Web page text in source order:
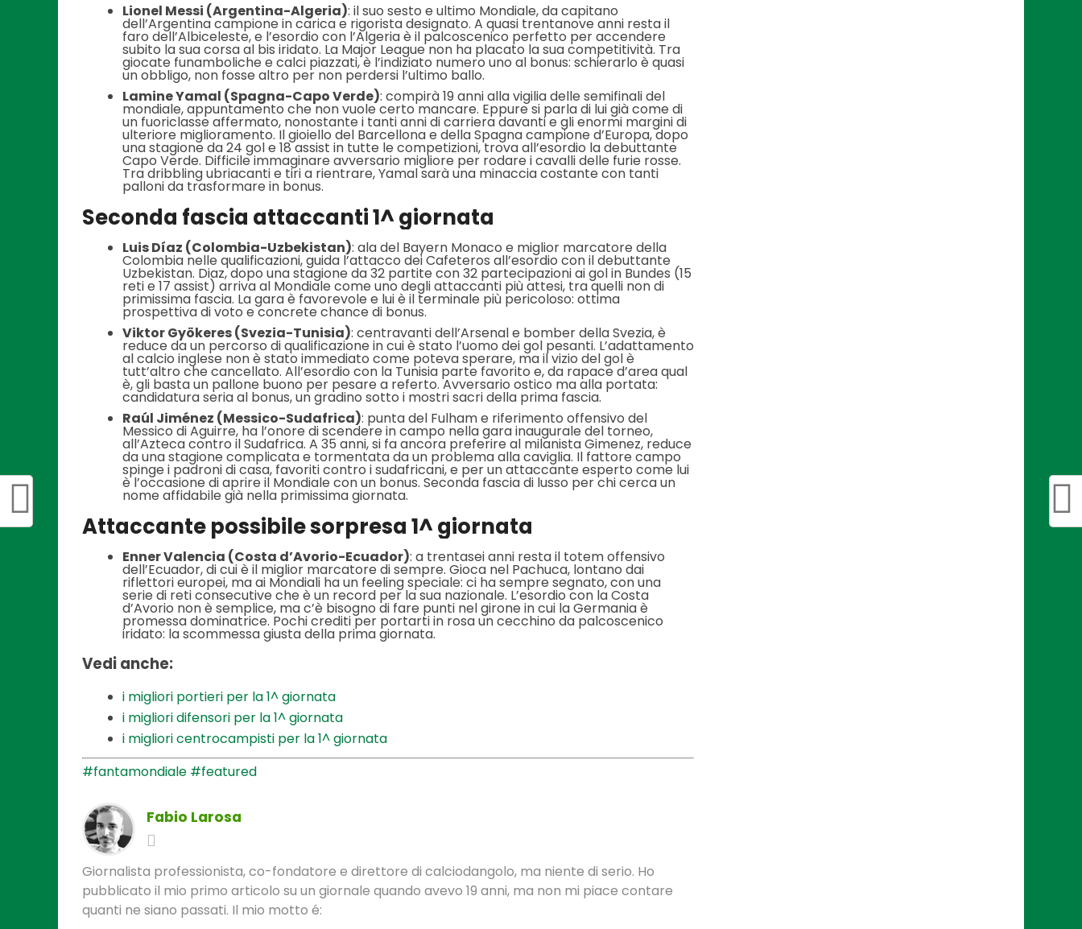
Lionel Messi (Argentina-Algeria): il suo sesto e ultimo Mondiale, da capitano
dell’Argentina campione in carica e rigorista designato. A quasi trentanove anni resta il
faro dell’Albiceleste, e l’esordio con l’Algeria è il palcoscenico perfetto per accendere
subito la sua corsa al bis iridato. La Major League non ha placato la sua competitività. Tra
giocate funamboliche e calci piazzati, è l’indiziato numero uno al bonus: schierarlo è quasi
un obbligo, non fosse altro per non perdersi l’ultimo ballo.
Lamine Yamal (Spagna-Capo Verde): compirà 19 anni alla vigilia delle semifinali del
mondiale, appuntamento che non vuole certo mancare. Eppure si parla di lui già come di
un fuoriclasse affermato, nonostante i tanti anni di carriera davanti e gli enormi margini di
ulteriore miglioramento. Il gioiello del Barcellona e della Spagna campione d’Europa, dopo
una stagione da 24 gol e 18 assist in tutte le competizioni, trova all’esordio la debuttante
Capo Verde. Difficile immaginare avversario migliore per rodare i cavalli delle furie rosse.
Tra dribbling ubriacanti e tiri a rientrare, Yamal sarà una minaccia costante con tanti
palloni da trasformare in bonus.
Seconda fascia attaccanti 1^ giornata
Luis Díaz (Colombia-Uzbekistan): ala del Bayern Monaco e miglior marcatore della
Colombia nelle qualificazioni, guida l’attacco dei Cafeteros all’esordio con il debuttante
Uzbekistan. Diaz, dopo una stagione da 32 partite con 32 partecipazioni ai gol in Bundes (15
reti e 17 assist) arriva al Mondiale come uno degli attaccanti più attesi, tra quelli non di
primissima fascia. La gara è favorevole e lui è il terminale più pericoloso: ottima
prospettiva di voto e concrete chance di bonus.
Viktor Gyökeres (Svezia-Tunisia): centravanti dell’Arsenal e bomber della Svezia, è
reduce da un percorso di qualificazione in cui è stato l’uomo dei gol pesanti. L’adattamento
al calcio inglese non è stato immediato come poteva sperare, ma il vizio del gol è
tutt’altro che cancellato. All’esordio con la Tunisia parte favorito e, da rapace d’area qual
è, gli basta un pallone buono per pesare a referto. Avversario ostico ma alla portata:
candidatura seria al bonus, un gradino sotto i mostri sacri della prima fascia.
Raúl Jiménez (Messico-Sudafrica): punta del Fulham e riferimento offensivo del
Messico di Aguirre, ha l’onore di scendere in campo nella gara inaugurale del torneo,
all’Azteca contro il Sudafrica. A 35 anni, si fa ancora preferire al milanista Gimenez, reduce
da una stagione complicata e tormentata da un problema alla caviglia. Il fattore campo
spinge i padroni di casa, favoriti contro i sudafricani, e per un attaccante esperto come lui
è l’occasione di aprire il Mondiale con un bonus. Seconda fascia di lusso per chi cerca un
nome affidabile già nella primissima giornata.
Attaccante possibile sorpresa 1^ giornata
Enner Valencia (Costa d’Avorio-Ecuador): a trentasei anni resta il totem offensivo
dell’Ecuador, di cui è il miglior marcatore di sempre. Gioca nel Pachuca, lontano dai
riflettori europei, ma ai Mondiali ha un feeling speciale: ci ha sempre segnato, con una
serie di reti consecutive che è un record per la sua nazionale. L’esordio con la Costa
d’Avorio non è semplice, ma c’è bisogno di fare punti nel girone in cui la Germania è
promessa dominatrice. Pochi crediti per portarti in rosa un cecchino da palcoscenico
iridato: la scommessa giusta della prima giornata.
Vedi anche:
i migliori portieri per la 1^ giornata
i migliori difensori per la 1^ giornata
i migliori centrocampisti per la 1^ giornata
#fantamondiale #featured
Fabio Larosa
Giornalista professionista, co-fondatore e direttore di calciodangolo, ma niente di serio. Ho
pubblicato il mio primo articolo su un giornale quando avevo 19 anni, ma non mi piace contare
quanti ne siano passati. Il mio motto é: